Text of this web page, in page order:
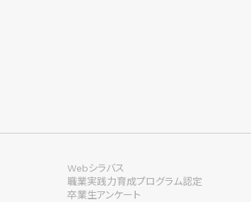
Webシラバス
職業実践力育成プログラム認定
卒業生アンケート